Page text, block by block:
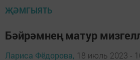
ҖӘМГЫЯТЬ
Бәйрәмнең матур
Лариса Фёдорова, 18 июль 2023 -